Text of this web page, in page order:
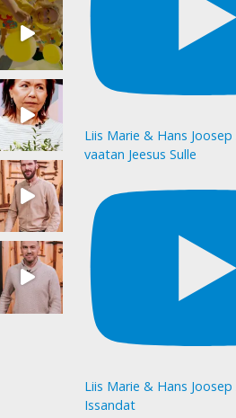
Liis Marie & Hans
vaatan Jeesus Sulle
Liis Marie & Hans
Issandat